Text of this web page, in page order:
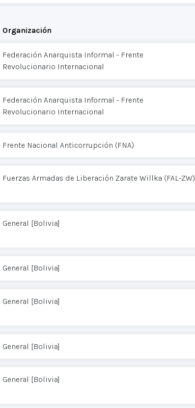
Organización
Federación Anarquista Informal - Frente
Revolucionario Internacional
Federación Anarquista Informal - Frente
Revolucionario Internacional
Frente Nacional Anticorrupción (FNA)
Fuerzas Armadas de Liberación Zarate Willka (FAL-ZW)
General [Bolivia]
General [Bolivia]
General [Bolivia]
General [Bolivia]
General [Bolivia]